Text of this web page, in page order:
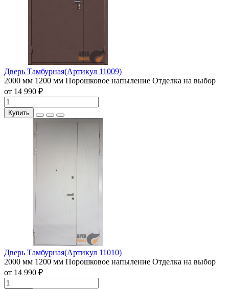
Дверь Тамбурная(Артикул 11009)
2000 мм 1200 мм Порошковое напыление Отделка на выбор
от 14 990 ₽
Купить
Дверь Тамбурная(Артикул 11010)
2000 мм 1200 мм Порошковое напыление Отделка на выбор
от 14 990 ₽